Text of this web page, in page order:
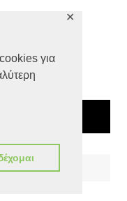
για
✕